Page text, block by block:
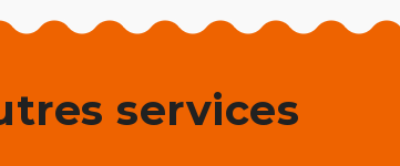
services